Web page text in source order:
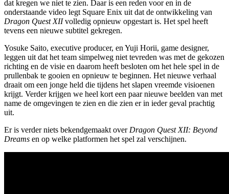
dat kregen we niet te zien. Daar is een reden voor en in de
onderstaande video legt Square Enix uit dat de ontwikkeling van
Dragon Quest XIIvolledig opnieuw opgestart is. Het spel heeft
tevens een nieuwe subtitel gekregen.
Yosuke Saito, executive producer, en Yuji Horii, game designer,
leggen uit dat het team simpelweg niet tevreden was met de gekozen
richting en de visie en daarom heeft besloten om het hele spel in de
prullenbak te gooien en opnieuw te beginnen. Het nieuwe verhaal
draait om een jonge held die tijdens het slapen vreemde visioenen
krijgt. Verder krijgen we heel kort een paar nieuwe beelden van met
name de omgevingen te zien en die zien er in ieder geval prachtig
uit.
Er is verder niets bekendgemaakt over Dragon Quest XII: Beyond
Dreams en op welke platformen het spel zal verschijnen.